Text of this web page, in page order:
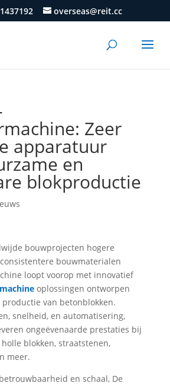
overseas@reit.cc
Zeer
apparatuur
en
blokproductie
bouwprojecten hogere
bouwmaterialen
loopt voorop met innovatief
oplossingen ontworpen
van betonblokken.
snelheid, en automatisering,
ongeëvenaarde prestaties bij
blokken, straatstenen,
meer.
en schaal, De